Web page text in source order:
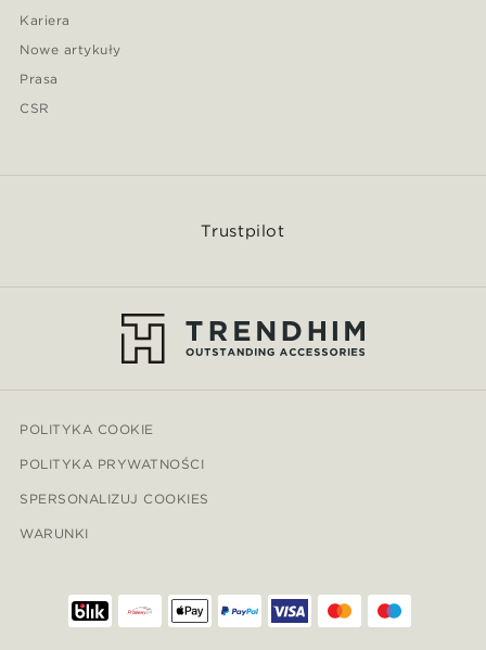
Kariera
Nowe artykuły
Prasa
CSR
Trustpilot
POLITYKA COOKIE
POLITYKA PRYWATNOŚCI
SPERSONALIZUJ COOKIES
WARUNKI